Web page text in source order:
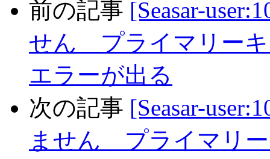
前の記事 [Seasar-
せん プライマリー
エラーが出る
次の記事 [Seasar-
ません プライマリ